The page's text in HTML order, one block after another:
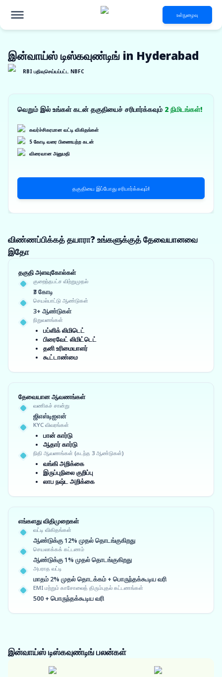
உள்நுழைவு
இன்வாய்ஸ் டிஸ்கவுண்டிங் in Hyderabad
RBI பதிவுசெய்யப்பட்ட NBFC
வெறும் இல் உங்கள் கடன் தகுதியைச் சரிபார்க்கவும் 2 நிமிடங்கள்!
கவர்ச்சிகரமான வட்டி விகிதங்கள்
5 கோடி வரை பிணையற்ற கடன்
விரைவான அனுமதி
தகுதியை இப்போது சரிபார்க்கவும்!
விண்ணப்பிக்கத் தயாரா? உங்களுக்குத் தேவையானவை
இதோ
தகுதி அளவுகோல்கள்
குறைந்தபட்ச விற்றுமுதல்
₹3 கோடி
செயல்பாட்டு ஆண்டுகள்
3+ ஆண்டுகள்
நிறுவனங்கள்
பப்ளிக் லிமிடெட்
பிரைவேட் லிமிட்டெட்
தனி உரிமையாளர்
கூட்டாண்மை
தேவையான ஆவணங்கள்
வணிகச் சான்று
ஜிஎஸ்டிஐஎன்
KYC விவரங்கள்
பான் கார்டு
ஆதார் கார்டு
நிதி ஆவணங்கள் (கடந்த 3 ஆண்டுகள்)
வங்கி அறிக்கை
இருப்புநிலை குறிப்பு
லாப நஷ்ட அறிக்கை
எங்களது விதிமுறைகள்
வட்டி விகிதங்கள்
ஆண்டுக்கு 12% முதல் தொடங்குகிறது
செயலாக்கக் கட்டணம்
ஆண்டுக்கு 1% முதல் தொடங்குகிறது
அபராத வட்டி
மாதம் 2% முதல் தொடக்கம் + பொருந்தக்கூடிய வரி
EMI மற்றும் காசோலைத் திரும்புதல் கட்டணங்கள்
500 + பொருந்தக்கூடிய வரி
இன்வாய்ஸ் டிஸ்கவுண்டிங்பலன்கள்